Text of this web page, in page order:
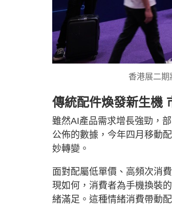
香港展二期
傳統配件煥發新生機
雖然AI產品需求增長強勁，
公佈的數據，今年四月移動
妙轉變。
面對配屬低單價、高頻次消
現如何，消費者為手機換裝
緒滿足。這種情緒消費帶動